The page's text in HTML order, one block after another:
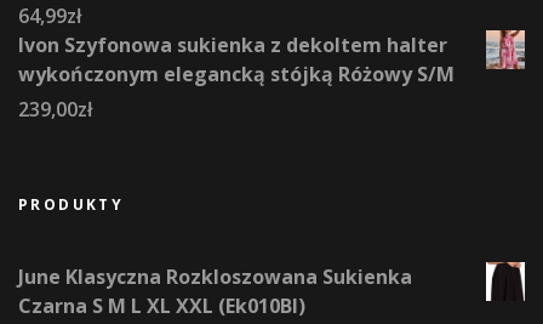
64,99zł
Ivon Szyfonowa sukienka z dekoltem halter
wykończonym elegancką stójką Różowy S/M
239,00zł
PRODUKTY
June Klasyczna Rozkloszowana Sukienka
Czarna S M L XL XXL (Ek010Bl)